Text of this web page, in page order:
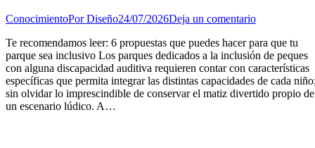
ConocimientoPorDiseño24/07/2026Deja un comentario
Te recomendamos leer: 6 propuestas que puedes hacer para que tu
parque sea inclusivo Los parques dedicados a la inclusión de peques
con alguna discapacidad auditiva requieren contar con características
específicas que permita integrar las distintas capacidades de cada
sin olvidar lo imprescindible de conservar el matiz divertido propio de
un escenario lúdico. A…